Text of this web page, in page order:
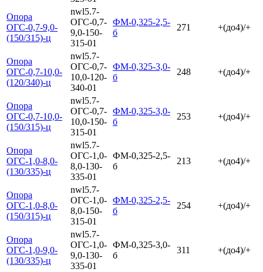
Опора
ОГС-0,7-9,0-
(150/315)-ц
nwl5.7-
ОГС-0,7-
9,0-150-
315-01
ФМ-0,325-2,5-
б
271 +(до4)/+
Опора
ОГС-0,7-10,0-
(120/340)-ц
nwl5.7-
ОГС-0,7-
10,0-120-
340-01
ФМ-0,325-3,0-
б
248 +(до4)/+
Опора
ОГС-0,7-10,0-
(150/315)-ц
nwl5.7-
ОГС-0,7-
10,0-150-
315-01
ФМ-0,325-3,0-
б
253 +(до4)/+
Опора
ОГС-1,0-8,0-
(130/335)-ц
nwl5.7-
ОГС-1,0-
8,0-130-
335-01
ФМ-0,325-2,5-
б
213 +(до4)/+
Опора
ОГС-1,0-8,0-
(150/315)-ц
nwl5.7-
ОГС-1,0-
8,0-150-
315-01
ФМ-0,325-2,5-
б
254 +(до4)/+
Опора
ОГС-1,0-9,0-
(130/335)-ц
nwl5.7-
ОГС-1,0-
9,0-130-
335-01
ФМ-0,325-3,0-
б
311 +(до4)/+